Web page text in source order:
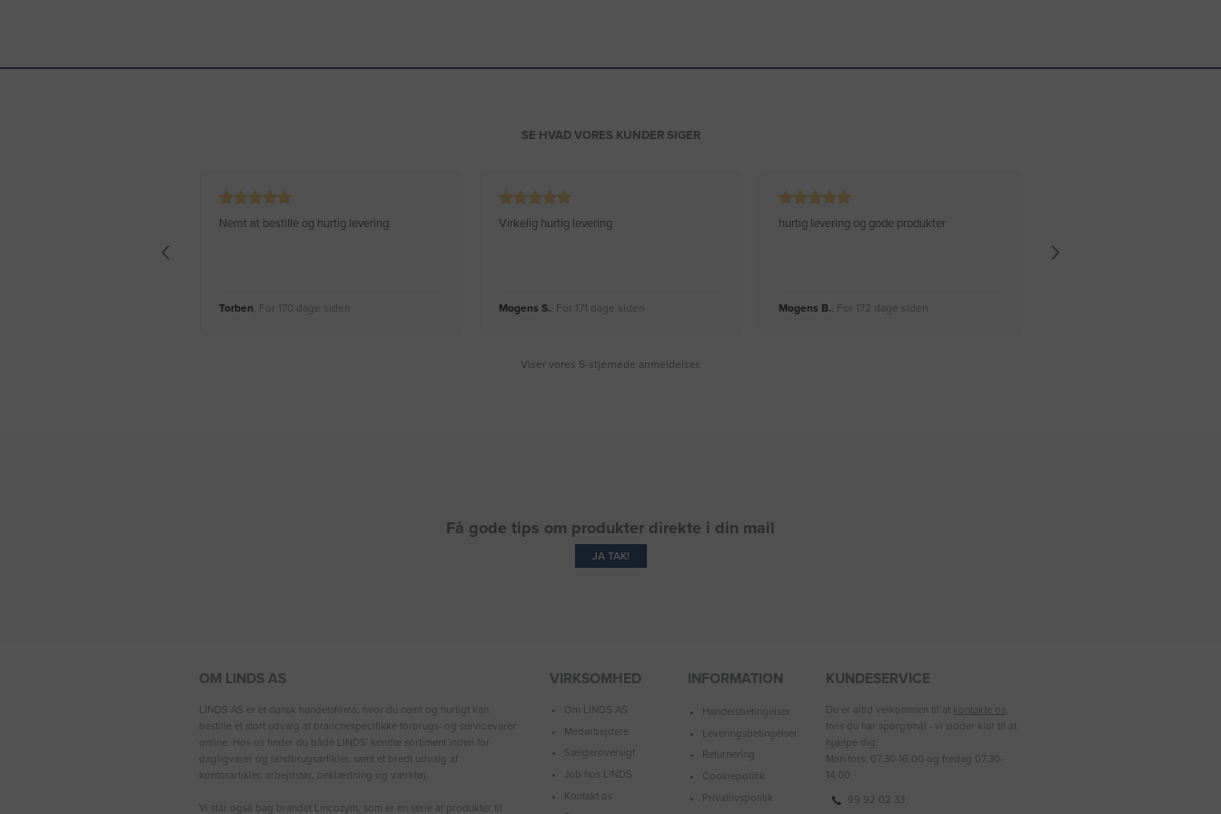
SE HVAD VORES KUNDER SIGER
Nemt at bestille og hurtig levering
Torben, For 170 dage siden
Virkelig hurtig levering
Mogens S., For 171 dage siden
hurtig levering og gode produkter
Mogens B., For 172 dage siden
Viser vores 5-stjernede anmeldelser.
Få gode tips om produkter direkte i din mail
JA TAK!
OM LINDS AS
LINDS AS er et dansk handelsfirma, hvor du nemt og hurtigt kan
bestille et stort udvalg af branchespecifikke forbrugs- og servicevarer
online. Hos os finder du både LINDS′ kendte sortiment inden for
dagligvarer og landbrugsartikler, samt et bredt udvalg af
kontorartikler, arbejdstøj, beklædning og værktøj.
Vi står også bag brandet Lincozym, som er en serie af produkter til
VIRKSOMHED
Om LINDS AS
Medarbejdere
Sælgeroversigt
Job hos LINDS
Kontakt os
INFORMATION
Handelsbetingelser
Leveringsbetingelser
Returnering
Cookiepolitik
Privatlivspolitik
KUNDESERVICE
Du er altid velkommen til at kontakte os,
hvis du har spørgsmål - vi sidder klar til at
hjælpe dig.
Man-tors: 07.30-16.00 og fredag 07.30-
14.00.
99 92 02 33